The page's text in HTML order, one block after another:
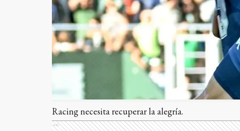
Racing necesita recuperar la alegría.
Ads